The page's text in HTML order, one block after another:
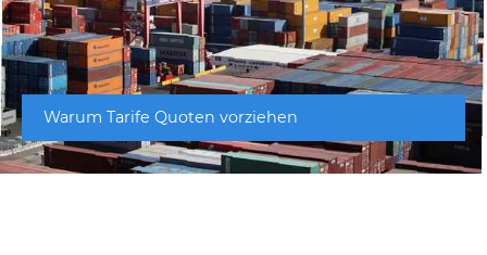
Warum Tarife Quoten vorziehen